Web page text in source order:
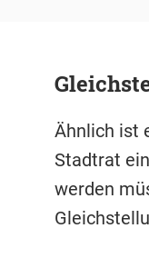
Ähnlich ist
Stadtrat
werden